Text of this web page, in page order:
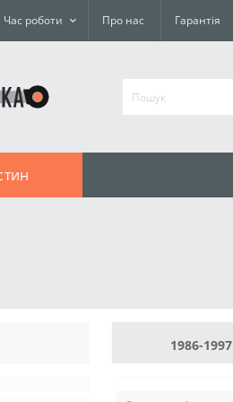
Час роботи Про нас Гарантія
1986-1997